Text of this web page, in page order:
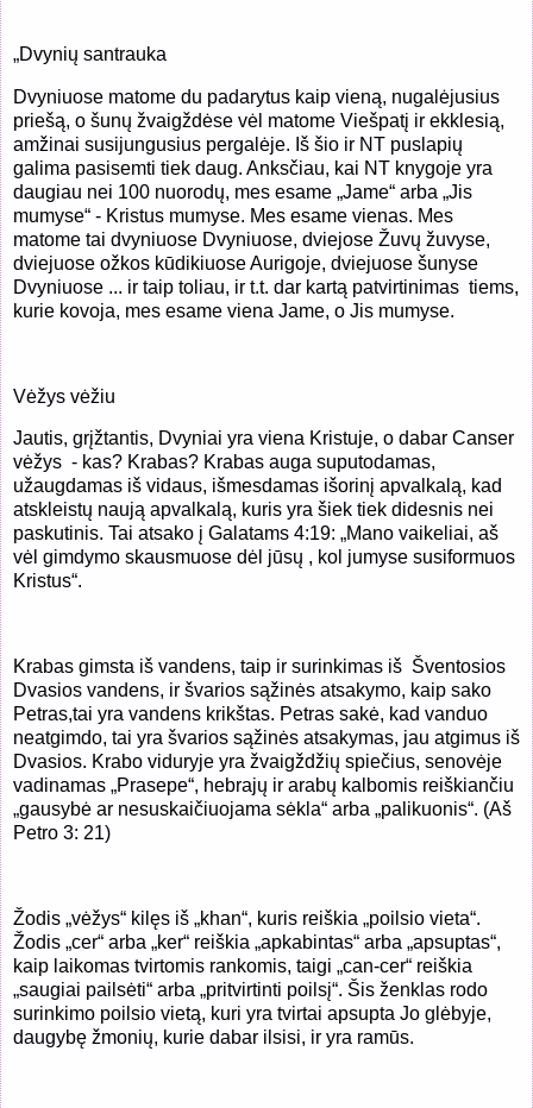
„Dvynių santrauka
Dvyniuose matome du padarytus kaip vieną, nugalėjusius
priešą, o šunų žvaigždėse vėl matome Viešpatį ir ekklesią,
amžinai susijungusius pergalėje. Iš šio ir NT puslapių
galima pasisemti tiek daug. Anksčiau, kai NT knygoje yra
daugiau nei 100 nuorodų, mes esame „Jame“ arba „Jis
mumyse“ - Kristus mumyse. Mes esame vienas. Mes
matome tai dvyniuose Dvyniuose, dviejose Žuvų žuvyse,
dviejuose ožkos kūdikiuose Aurigoje, dviejuose šunyse
Dvyniuose ... ir taip toliau, ir t.t. dar kartą patvirtinimas tiems,
kurie kovoja, mes esame viena Jame, o Jis mumyse.
Vėžys vėžiu
Jautis, grįžtantis, Dvyniai yra viena Kristuje, o dabar Canser
vėžys - kas? Krabas? Krabas auga suputodamas,
užaugdamas iš vidaus, išmesdamas išorinį apvalkalą, kad
atskleistų naują apvalkalą, kuris yra šiek tiek didesnis nei
paskutinis. Tai atsako į Galatams 4:19: „Mano vaikeliai, aš
vėl gimdymo skausmuose dėl jūsų , kol jumyse susiformuos
Kristus“.
Krabas gimsta iš vandens, taip ir surinkimas iš Šventosios
Dvasios vandens, ir švarios sąžinės atsakymo, kaip sako
Petras,tai yra vandens krikštas. Petras sakė, kad vanduo
neatgimdo, tai yra švarios sąžinės atsakymas, jau atgimus iš
Dvasios. Krabo viduryje yra žvaigždžių spiečius, senovėje
vadinamas „Prasepe“, hebrajų ir arabų kalbomis reiškiančiu
„gausybė ar nesuskaičiuojama sėkla“ arba „palikuonis“. (Aš
Petro 3: 21)
Žodis „vėžys“ kilęs iš „khan“, kuris reiškia „poilsio vieta“.
Žodis „cer“ arba „ker“ reiškia „apkabintas“ arba „apsuptas“,
kaip laikomas tvirtomis rankomis, taigi „can-cer“ reiškia
„saugiai pailsėti“ arba „pritvirtinti poilsį“. Šis ženklas rodo
surinkimo poilsio vietą, kuri yra tvirtai apsupta Jo glėbyje,
daugybę žmonių, kurie dabar ilsisi, ir yra ramūs.